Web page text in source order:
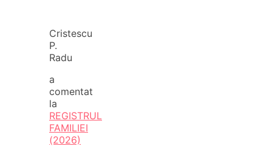
Cristescu
P.
Radu
a
comentat
la
REGISTRUL
FAMILIEI
(2026)